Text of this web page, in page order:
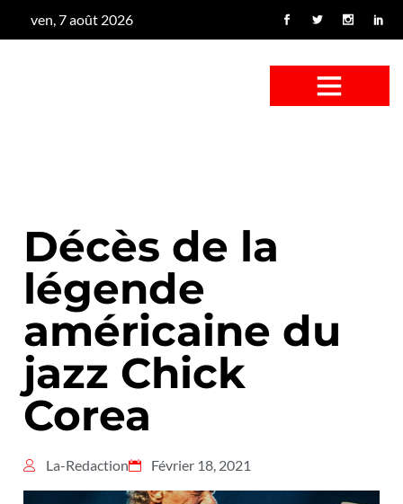
ven, 7 août 2026
Décès de la
légende
américaine du
jazz Chick
Corea
La-Redaction Février 18, 2021